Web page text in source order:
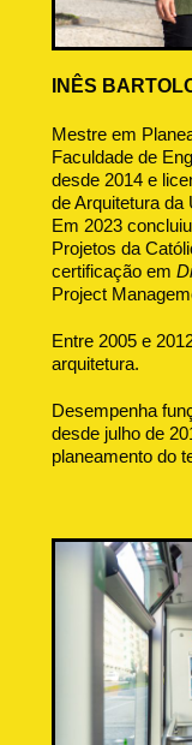
INÊS
Mestre em
Faculdade de
desde 2014 e
de Arquitetura da
Em 2023
Projetos da
certificação em
Project
Entre 2005 e
arquitetura.
Desempenha
desde julho de
planeamento do